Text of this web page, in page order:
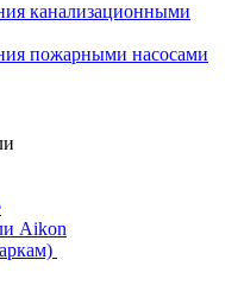
канализационными
пожарными насосами
Aikon